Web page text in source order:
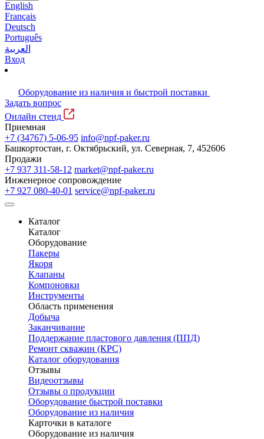
English
Français
Deutsch
Português
العربية
Вход
Оборудование из наличия и быстрой поставки
Задать вопрос
Онлайн стенд
Приемная
+7 (34767) 5-06-95 info@npf-paker.ru
Башкортостан, г. Октябрьский, ул. Северная, 7, 452606
Продажи
+7 937 311-58-12 market@npf-paker.ru
Инженерное сопровождение
+7 927 080-40-01 service@npf-paker.ru
Каталог
Каталог
Оборудование
Пакеры
Якоря
Клапаны
Компоновки
Инструменты
Область применения
Добыча
Заканчивание
Поддержание пластового давления (ППД)
Ремонт скважин (КРС)
Каталог оборудования
Отзывы
Видеоотзывы
Отзывы о продукции
Оборудование быстрой поставки
Оборудование из наличия
Карточки в каталоге
Оборудование из наличия